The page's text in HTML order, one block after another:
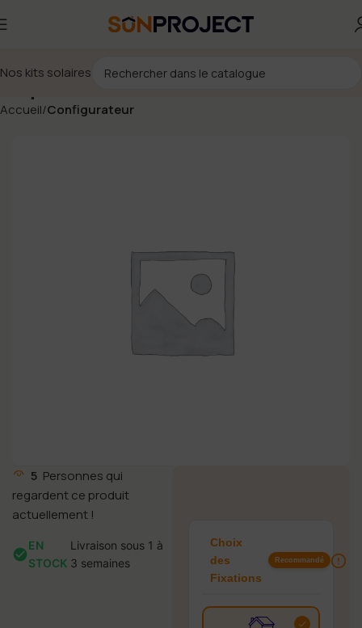
Nos kits solaires
Accueil Configurateur
5 Personnes qui
regardent ce produit
actuellement !
EN
STOCK
Livraison sous 1 à
3 semaines
Choix
des
Fixations
Recommandé